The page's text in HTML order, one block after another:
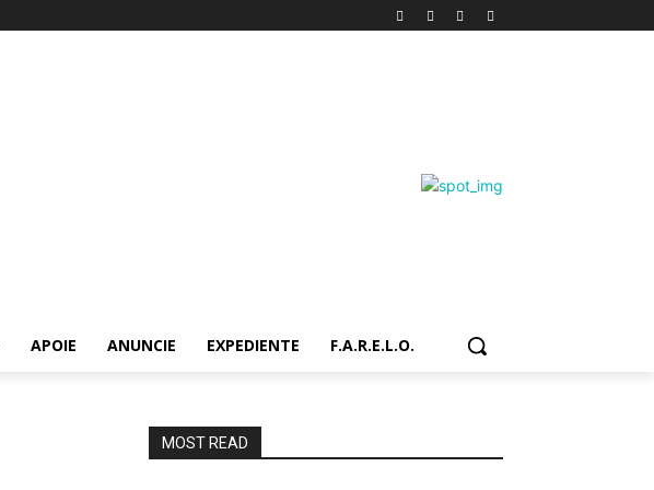
APOIE ANUNCIE EXPEDIENTE F.A.R.E.L.O.
MOST READ